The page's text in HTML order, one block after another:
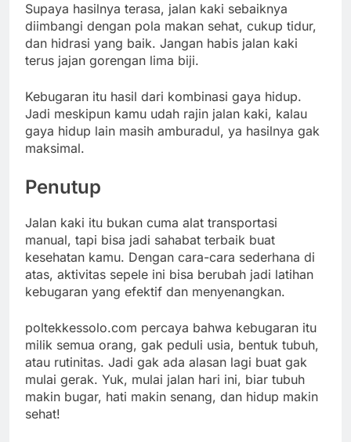
Supaya hasilnya terasa, jalan kaki sebaiknya
diimbangi dengan pola makan sehat, cukup tidur,
dan hidrasi yang baik. Jangan habis jalan kaki
terus jajan gorengan lima biji.
Kebugaran itu hasil dari kombinasi gaya hidup.
Jadi meskipun kamu udah rajin jalan kaki, kalau
gaya hidup lain masih amburadul, ya hasilnya gak
maksimal.
Penutup
Jalan kaki itu bukan cuma alat transportasi
manual, tapi bisa jadi sahabat terbaik buat
kesehatan kamu. Dengan cara-cara sederhana di
atas, aktivitas sepele ini bisa berubah jadi latihan
kebugaran yang efektif dan menyenangkan.
poltekkessolo.com percaya bahwa kebugaran itu
milik semua orang, gak peduli usia, bentuk tubuh,
atau rutinitas. Jadi gak ada alasan lagi buat gak
mulai gerak. Yuk, mulai jalan hari ini, biar tubuh
makin bugar, hati makin senang, dan hidup makin
sehat!